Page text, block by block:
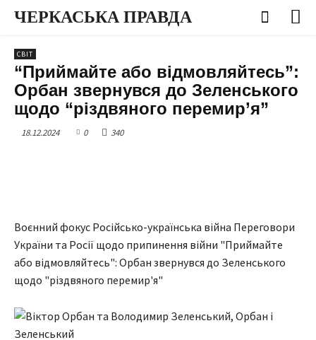
ЧЕРКАСЬКА ПРАВДА
СВІТ
“Приймайте або відмовляйтесь”:
Орбан звернувся до Зеленського
щодо “різдвяного перемир’я”
18.12.2024 0 340
Воєнний фокус Російсько-українська війна Переговори
України та Росії щодо припинення війни "Приймайте
або відмовляйтесь": Орбан звернувся до Зеленського
щодо "різдвяного перемир'я"